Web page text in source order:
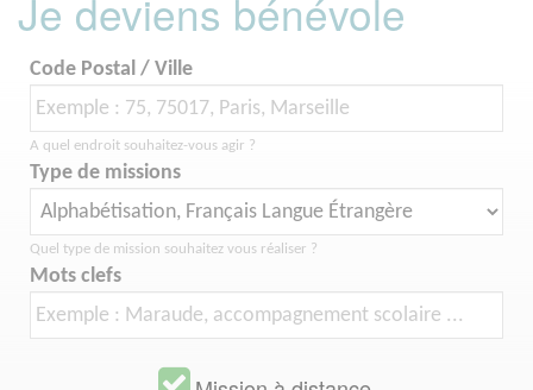
Je deviens bénévole
Code Postal / Ville
A quel endroit souhaitez-vous agir ?
Type de missions
Quel type de mission souhaitez vous réaliser ?
Mots clefs